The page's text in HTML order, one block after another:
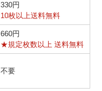
330円
10枚以上送料無料
660円
★規定枚数以上 送料無料
不要